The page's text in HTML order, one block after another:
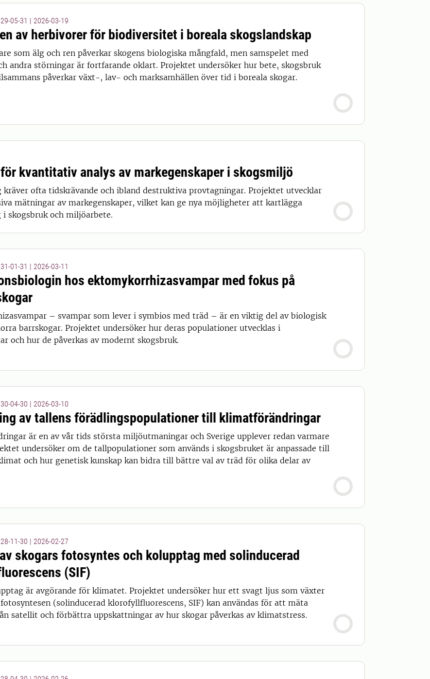
05-31 | 2026-03-19
av herbivorer för biodiversitet i boreala skogslandskap
som älg och ren påverkar skogens biologiska mångfald, men samspelet med
andra störningar är fortfarande oklart. Projektet undersöker hur bete, skogsbruk
påverkar växt-, lav- och marksamhällen över tid i boreala skogar.
kvantitativ analys av markegenskaper i skogsmiljö
kräver ofta tidskrävande och ibland destruktiva provtagningar. Projektet utvecklar
mätningar av markegenskaper, vilket kan ge nya möjligheter att kartlägga
skogsbruk och miljöarbete.
01-31 | 2026-03-11
hos ektomykorrhizasvampar med fokus på
– svampar som lever i symbios med träd – är en viktig del av biologisk
barrskogar. Projektet undersöker hur deras populationer utvecklas i
och hur de påverkas av modernt skogsbruk.
04-30 | 2026-03-10
av tallens förädlingspopulationer till klimatförändringar
är en av vår tids största miljöutmaningar och Sverige upplever redan varmare
undersöker om de tallpopulationer som används i skogsbruket är anpassade till
och hur genetisk kunskap kan bidra till bättre val av träd för olika delar av
11-30 | 2026-02-27
skogars fotosyntes och kolupptag med solinducerad
(SIF)
är avgörande för klimatet. Projektet undersöker hur ett svagt ljus som växter
(solinducerad klorofyllfluorescens, SIF) kan användas för att mäta
satellit och förbättra uppskattningar av hur skogar påverkas av klimatstress.